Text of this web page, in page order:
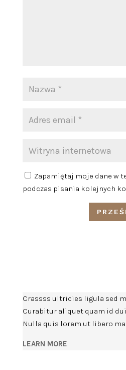
Zapamiętaj moje dane w
podczas pisania kolejnych
Crassss ultricies ligula sed
Curabitur aliquet quam id
Nulla quis lorem ut libero
LEARN MORE